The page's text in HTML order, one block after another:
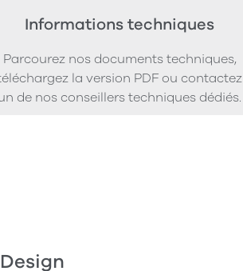
Informations techniques
Parcourez nos documents techniques,
la version PDF ou contactez
de nos conseillers techniques dédiés.
Design